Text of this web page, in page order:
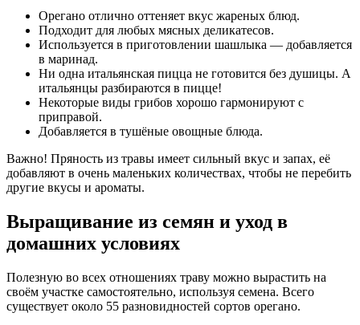
Орегано отлично оттеняет вкус жареных блюд.
Подходит для любых мясных деликатесов.
Используется в приготовлении шашлыка — добавляется
в маринад.
Ни одна итальянская пицца не готовится без душицы. А
итальянцы разбираются в пицце!
Некоторые виды грибов хорошо гармонируют с
приправой.
Добавляется в тушёные овощные блюда.
Важно! Пряность из травы имеет сильный вкус и запах, её
добавляют в очень маленьких количествах, чтобы не перебить
другие вкусы и ароматы.
Выращивание из семян и уход в
домашних условиях
Полезную во всех отношениях траву можно вырастить на
своём участке самостоятельно, используя семена. Всего
существует около 55 разновидностей сортов орегано.